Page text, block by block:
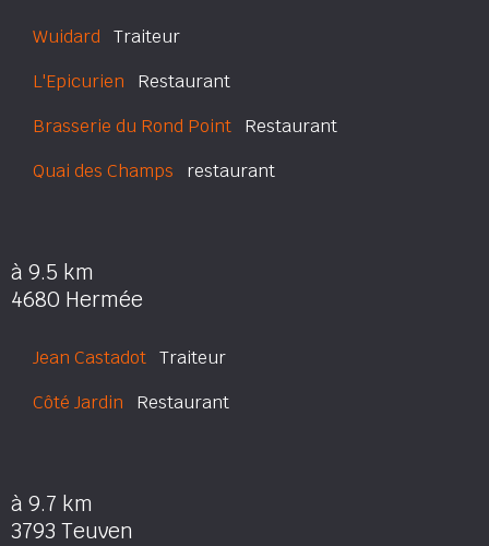
Wuidard Traiteur
L'Epicurien Restaurant
Brasserie du Rond Point Restaurant
Quai des Champs restaurant
à 9.5 km
4680 Hermée
Jean Castadot Traiteur
Côté Jardin Restaurant
à 9.7 km
3793 Teuven